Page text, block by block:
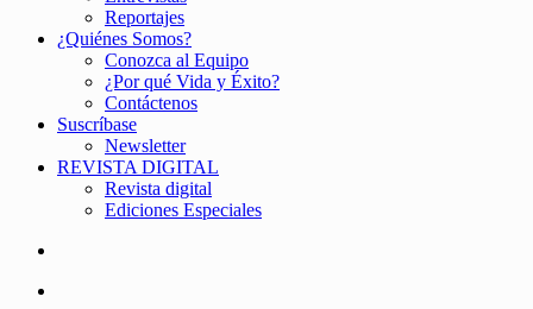
Reportajes
¿Quiénes Somos?
Conozca al Equipo
¿Por qué Vida y Éxito?
Contáctenos
Suscríbase
Newsletter
REVISTA DIGITAL
Revista digital
Ediciones Especiales